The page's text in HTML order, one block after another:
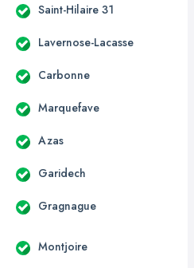
Saint-Hilaire 31
Lavernose-Lacasse
Carbonne
Marquefave
Azas
Garidech
Gragnague
Montjoire